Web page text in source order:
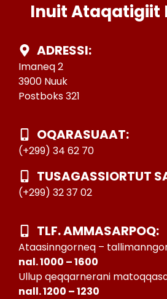
Inuit Ataqatigiit
ADRESSI:
Imaneq 2
3900 Nuuk
Postboks 321
OQARASUAAT:
(+299) 34 62 70
TUSAGASSIORTUT
(+299) 32 37 02
TLF. AMMASARPOQ:
Ataasinngorneq –
nal. 1000 – 1600
Ullup qeqqarnerani
nall. 1200 – 1230